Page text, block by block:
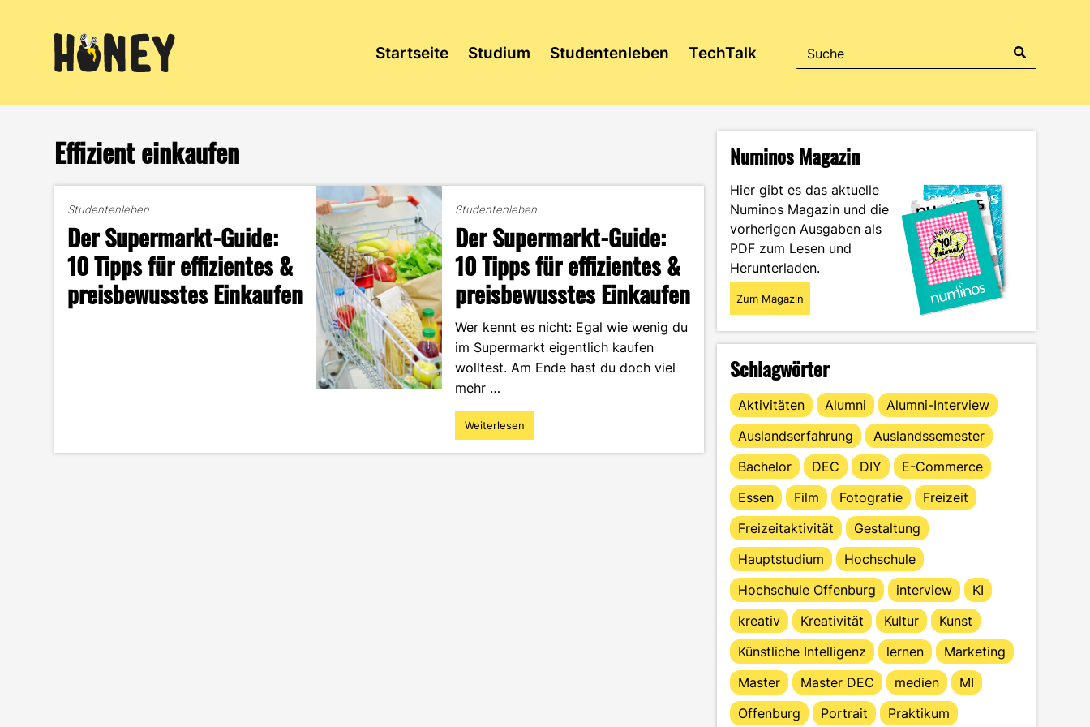
Startseite Studium Studentenleben TechTalk
Effizient einkaufen
Studentenleben
Der Supermarkt-Guide:
10 Tipps für effizientes &
preisbewusstes Einkaufen
Studentenleben
Der Supermarkt-Guide:
10 Tipps für effizientes &
preisbewusstes Einkaufen
Wer kennt es nicht: Egal wie wenig du
im Supermarkt eigentlich kaufen
wolltest. Am Ende hast du doch viel
mehr …
"Der
Supermarkt-
Weiterlesen
Numinos Magazin
Hier gibt es das aktuelle
Numinos Magazin und die
vorherigen Ausgaben als
PDF zum Lesen und
Herunterladen.
Zum Magazin
Schlagwörter
Aktivitäten Alumni
Alumni-Interview
Auslandserfahrung
Auslandssemester
Bachelor
DEC DIY
E-Commerce
Essen
Film Fotografie
Freizeit
Freizeitaktivität
Gestaltung
Hauptstudium
Hochschule
Hochschule Offenburg
interview
KI
kreativ
Kreativität Kultur
Kunst
Künstliche Intelligenz
lernen
Marketing
Master
Master DEC medien
MI
Offenburg
Portrait
Praktikum